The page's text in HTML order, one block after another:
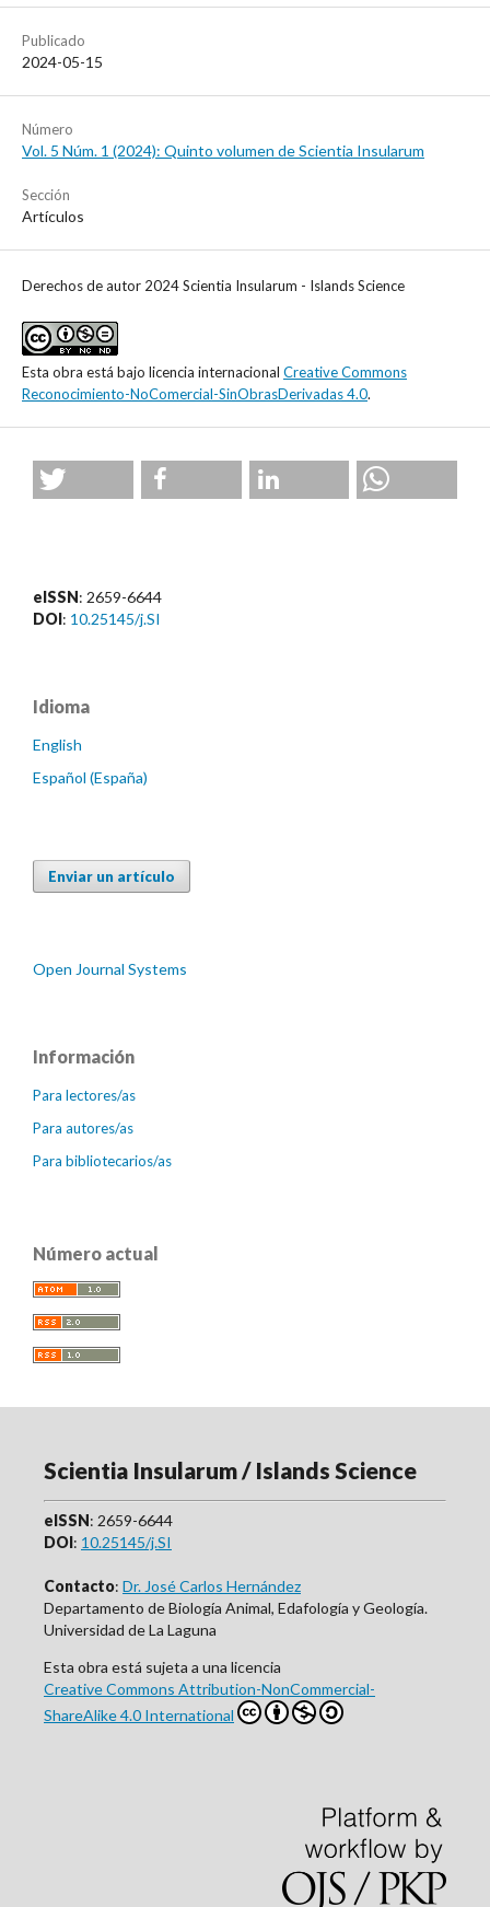
Publicado
2024-05-15
Número
Vol. 5 Núm. 1 (2024): Quinto volumen de Scientia Insularum
Sección
Artículos
Derechos de autor 2024 Scientia Insularum - Islands Science
Esta obra está bajo licencia internacional Creative Commons
Reconocimiento-NoComercial-SinObrasDerivadas 4.0.
eISSN: 2659-6644
DOI: 10.25145/j.SI
Idioma
English
Español (España)
Enviar un artículo
Open Journal Systems
Información
Para lectores/as
Para autores/as
Para bibliotecarios/as
Número actual
Scientia Insularum / Islands Science
eISSN: 2659-6644
DOI: 10.25145/j.SI
Contacto: Dr. José Carlos Hernández
Departamento de Biología Animal, Edafología y Geología.
Universidad de La Laguna
Esta obra está sujeta a una licencia
Creative Commons Attribution-NonCommercial-
ShareAlike 4.0 International